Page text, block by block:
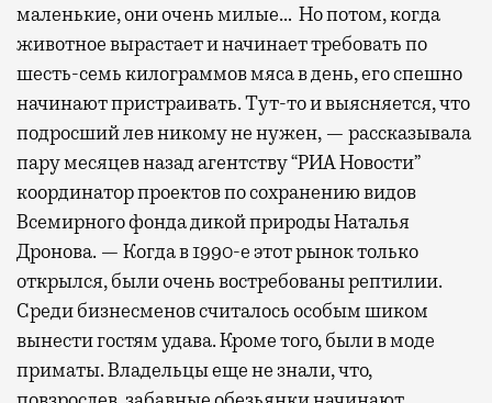
маленькие, они очень милые… Но потом, когда
животное вырастает и начинает требовать по
шесть-семь килограммов мяса в день, его спешно
начинают пристраивать. Тут-то и выясняется, что
подросший лев никому не нужен, — рассказывала
пару месяцев назад агентству “РИА Новости”
координатор проектов по сохранению видов
Всемирного фонда дикой природы Наталья
Дронова. — Когда в 1990-е этот рынок только
открылся, были очень востребованы рептилии.
Среди бизнесменов считалось особым шиком
вынести гостям удава. Кроме того, были в моде
приматы. Владельцы еще не знали, что,